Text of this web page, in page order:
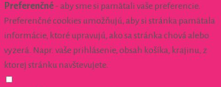
Preferenčné - aby sme si pamätali vaše preferencie.
Preferenčné cookies umožňujú, aby si stránka pamätala
informácie, ktoré upravujú, ako sa stránka chová alebo
vyzerá. Napr. vaše prihlásenie, obsah košíka, krajinu, z
ktorej stránku navštevujete.